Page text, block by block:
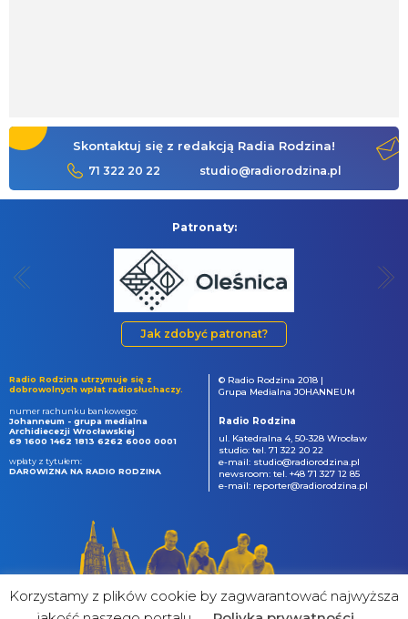
Skontaktuj się z redakcją Radia Rodzina!
71 322 20 22 studio@radiorodzina.pl
Patronaty:
Jak zdobyć patronat?
Radio Rodzina utrzymuje się z
dobrowolnych wpłat radiosłuchaczy.
numer rachunku bankowego:
Johanneum - grupa medialna
Archidiecezji Wrocławskiej
69 1600 1462 1813 6262 6000 0001
wpłaty z tytułem:
DAROWIZNA NA RADIO RODZINA
© Radio Rodzina 2018 |
Grupa Medialna JOHANNEUM
Radio Rodzina
ul. Katedralna 4, 50-328 Wrocław
studio: tel. 71 322 20 22
e-mail: studio@radiorodzina.pl
newsroom: tel. +48 71 327 12 85
e-mail: reporter@radiorodzina.pl
Korzystamy z plików cookie by zagwarantować najwyższa